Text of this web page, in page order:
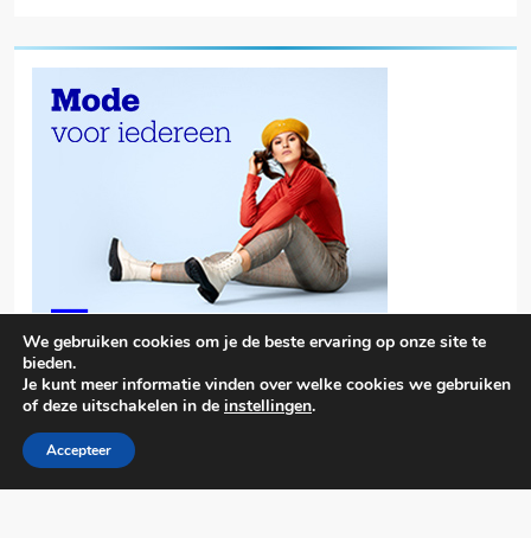
We gebruiken cookies om je de beste ervaring op onze site te
bieden.
Je kunt meer informatie vinden over welke cookies we gebruiken
of deze uitschakelen in de instellingen.
Accepteer